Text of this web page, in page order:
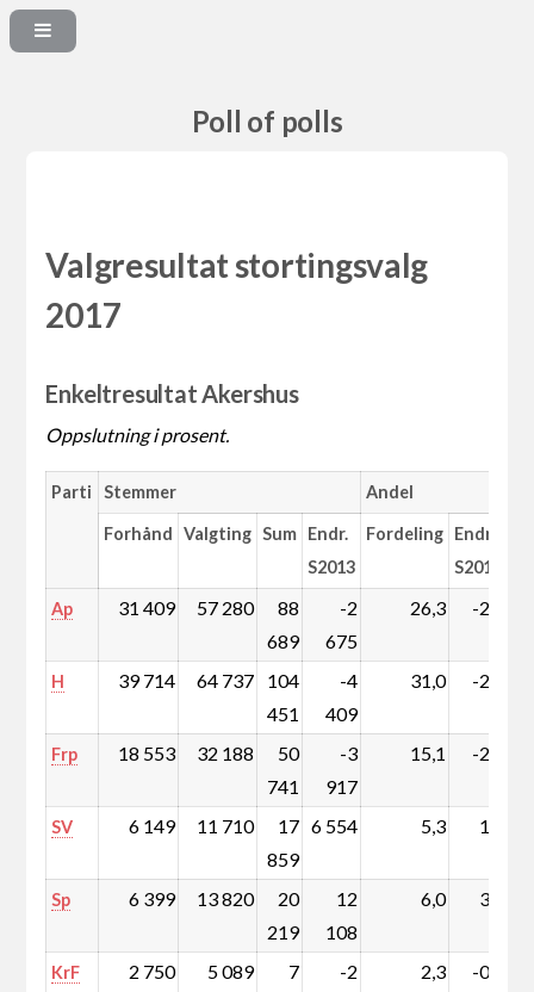
Poll of polls
Valgresultat stortingsvalg
2017
Enkeltresultat Akershus
Oppslutning i prosent.
Parti Stemmer Andel
Forhånd Valgting Sum Endr.
S2013
Fordeling Endr.
S2013
Ap 31 409 57 280
88
689
-2
675
26,3 -2,1
H 39 714 64 737
104
451
-4
409
31,0 -2,9
Frp 18 553 32 188
50
741
-3
917
15,1 -2,0
SV 6 149 11 710
17
859
6 554 5,3 1,8
Sp 6 399 13 820
20
219
12
108
6,0 3,5
KrF 2 750 5 089
7
-2
2,3 -0,9